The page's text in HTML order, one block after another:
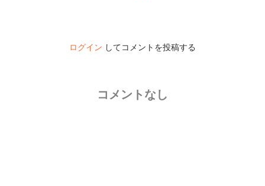
ログイン してコメントを投稿する
コメントなし